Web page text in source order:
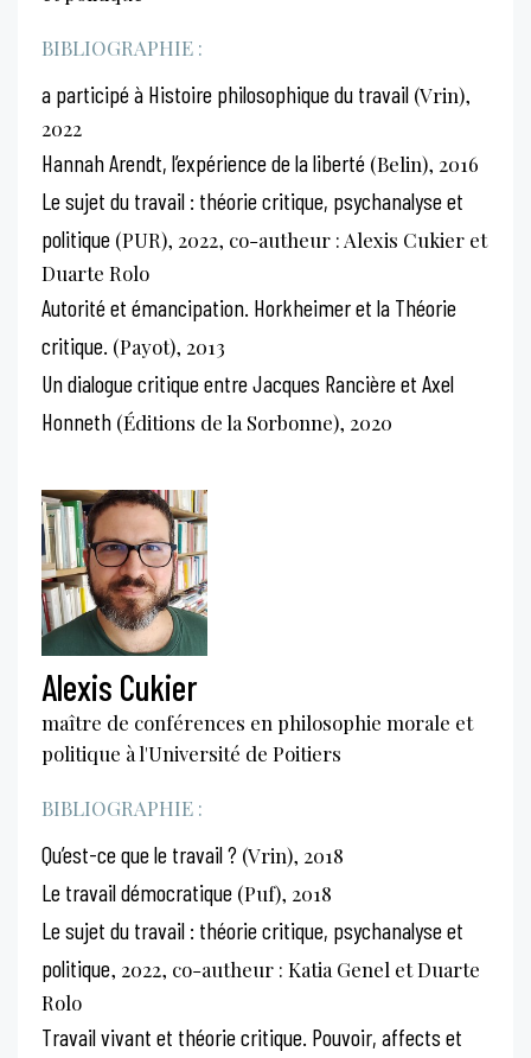
BIBLIOGRAPHIE :
a participé à Histoire philosophique du travail (Vrin),
2022
Hannah Arendt, l’expérience de la liberté (Belin), 2016
Le sujet du travail : théorie critique, psychanalyse et
politique (PUR), 2022, co-autheur : Alexis Cukier et
Duarte Rolo
Autorité et émancipation. Horkheimer et la Théorie
critique. (Payot), 2013
Un dialogue critique entre Jacques Rancière et Axel
Honneth (Éditions de la Sorbonne), 2020
Alexis Cukier
maître de conférences en philosophie morale et
politique à l'Université de Poitiers
BIBLIOGRAPHIE :
Qu’est-ce que le travail ? (Vrin), 2018
Le travail démocratique (Puf), 2018
Le sujet du travail : théorie critique, psychanalyse et
politique, 2022, co-autheur : Katia Genel et Duarte
Rolo
Travail vivant et théorie critique. Pouvoir, affects et